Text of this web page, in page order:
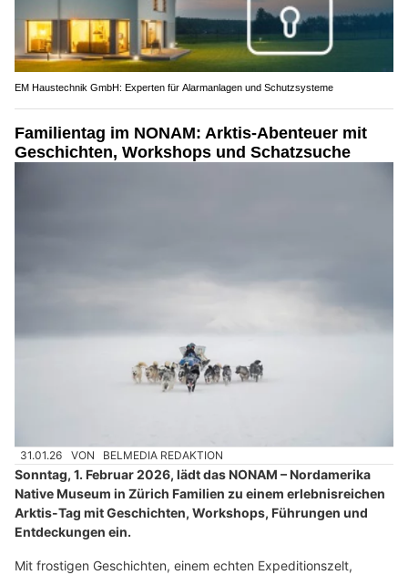
EM Haustechnik GmbH: Experten für Alarmanlagen und Schutzsysteme
Familientag im NONAM: Arktis-Abenteuer mit
Geschichten, Workshops und Schatzsuche
31.01.26 VON BELMEDIA REDAKTION
Sonntag, 1. Februar 2026, lädt das NONAM – Nordamerika
Native Museum in Zürich Familien zu einem erlebnisreichen
Arktis-Tag mit Geschichten, Workshops, Führungen und
Entdeckungen ein.
Mit frostigen Geschichten, einem echten Expeditionszelt,